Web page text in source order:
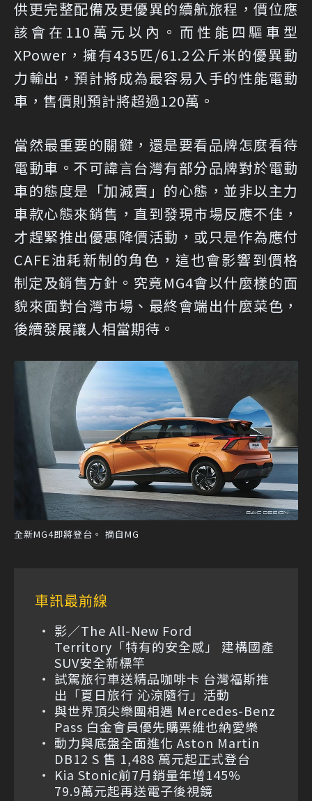
供更完整配備及更優異的續航旅程，價位應
該會在110萬元以內。而性能四驅車型
XPower，擁有435匹/61.2公斤米的優異動
力輸出，預計將成為最容易入手的性能電動
車，售價則預計將超過120萬。
當然最重要的關鍵，還是要看品牌怎麼看待
電動車。不可諱言台灣有部分品牌對於電動
車的態度是「加減賣」的心態，並非以主力
車款心態來銷售，直到發現市場反應不佳，
才趕緊推出優惠降價活動，或只是作為應付
CAFE油耗新制的角色，這也會影響到價格
制定及銷售方針。究竟MG4會以什麼樣的面
貌來面對台灣市場、最終會端出什麼菜色，
後續發展讓人相當期待。
全新MG4即將登台。 摘自MG
車訊最前線
影／The All-New Ford
Territory「特有的安全感」 建構國產
SUV安全新標竿
試駕旅行車送精品咖啡卡 台灣福斯推
出「夏日旅行 沁涼隨行」活動
與世界頂尖樂團相遇 Mercedes-Benz
Pass 白金會員優先購票維也納愛樂
動力與底盤全面進化 Aston Martin
DB12 S 售 1,488 萬元起正式登台
Kia Stonic前7月銷量年增145%
79.9萬元起再送電子後視鏡